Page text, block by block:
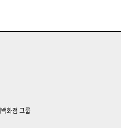
화점 그룹